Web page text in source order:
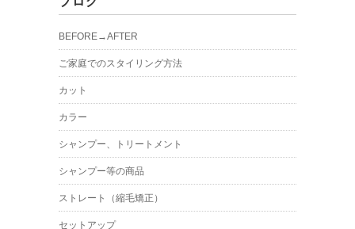
BEFORE→AFTER
ご家庭でのスタイリング方法
カット
カラー
シャンプー、トリートメント
シャンプー等の商品
ストレート（縮毛矯正）
セットアップ